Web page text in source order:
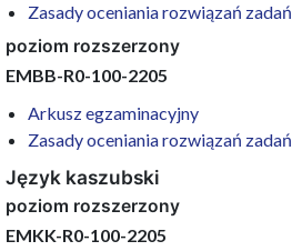
Zasady oceniania rozwiązań zadań
poziom rozszerzony
EMBB-R0-100-2205
Arkusz egzaminacyjny
Zasady oceniania rozwiązań zadań
Język kaszubski
poziom rozszerzony
EMKK-R0-100-2205